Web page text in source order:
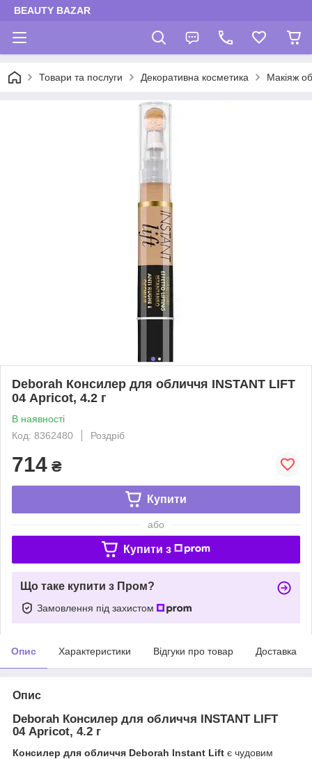
BEAUTY BAZAR
Товари та послуги Декоративна косметика Макіяж
Deborah Консилер для обличчя INSTANT LIFT
04 Apricot, 4.2 г
В наявності
Код: 8362480
Роздріб
714 ₴
Купити
або
Купити з
Що таке купити з Пром?
Замовлення під захистом
Опис Характеристики Відгуки про товар Доставка
Опис
Deborah Консилер для обличчя INSTANT LIFT
04 Apricot, 4.2 г
Консилер для обличчя Deborah Instant Lift є чудовим